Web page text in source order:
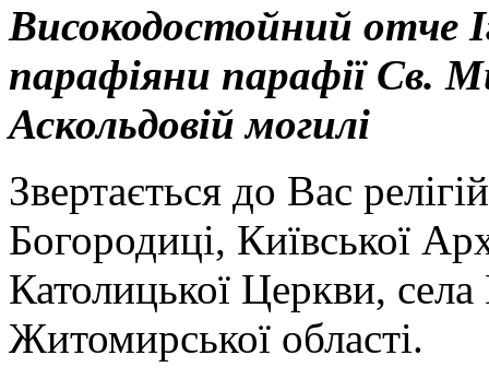
Високодостойний отче
парафіяни парафії Св.
Аскольдовій могилі
Звертається до Вас
Богородиці, Київської
Католицької Церкви,
Житомирської області.